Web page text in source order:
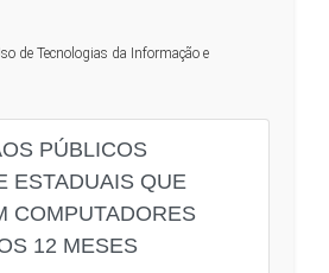
de Tecnologias da Informação e
PÚBLICOS
ESTADUAIS QUE
COMPUTADORES
12 MESES